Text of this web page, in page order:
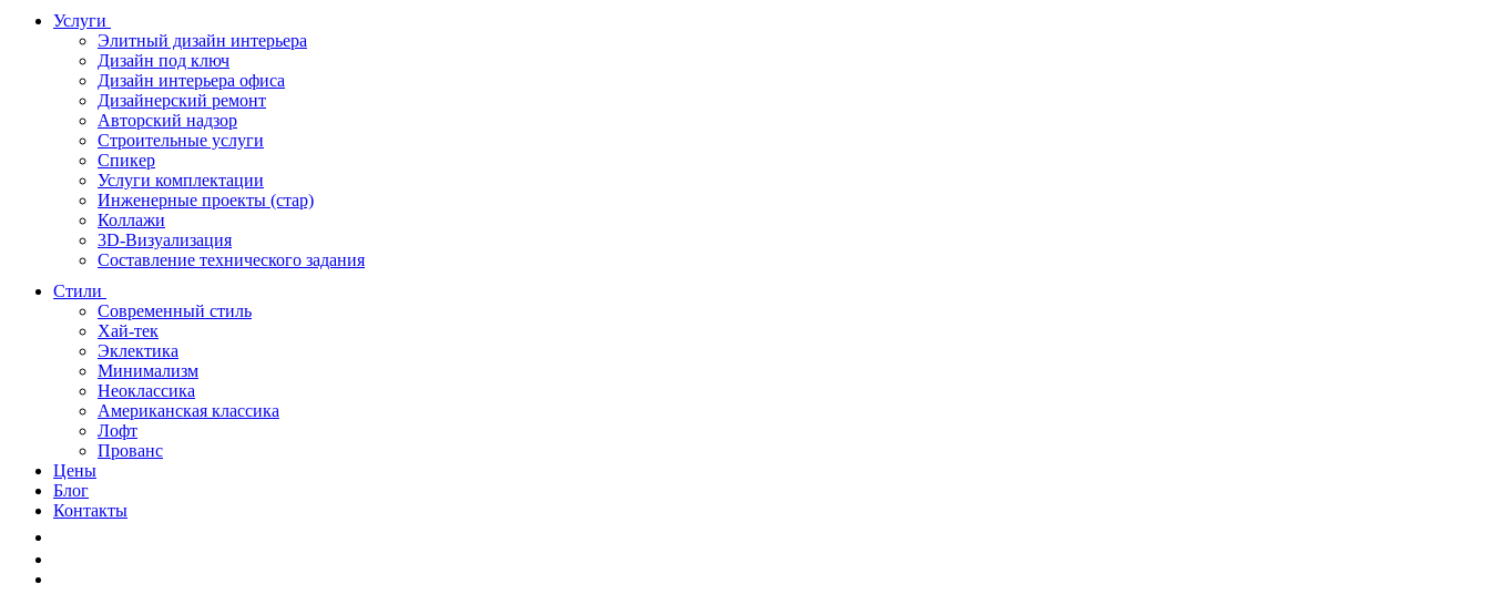
Услуги
Элитный дизайн интерьера
Дизайн под ключ
Дизайн интерьера офиса
Дизайнерский ремонт
Авторский надзор
Строительные услуги
Спикер
Услуги комплектации
Инженерные проекты (стар)
Коллажи
3D-Визуализация
Составление технического задания
Стили
Современный стиль
Хай-тек
Эклектика
Минимализм
Неоклассика
Американская классика
Лофт
Прованс
Цены
Блог
Контакты